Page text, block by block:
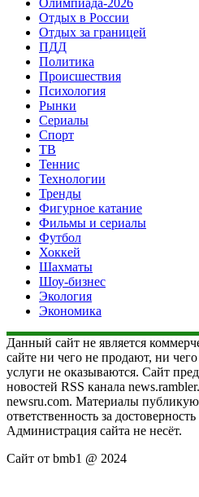
Отдых в России
Отдых за границей
ПДД
Политика
Происшествия
Психология
Рынки
Сериалы
Спорт
ТВ
Теннис
Технологии
Тренды
Фигурное катание
Фильмы и сериалы
Футбол
Хоккей
Шахматы
Шоу-бизнес
Экология
Экономика
Данный сайт не является
сайте ни чего не продают, ни
услуги не оказываются. Сайт
новостей RSS канала
newsru.com. Материалы
ответственность за
Администрация сайта не несёт.
Сайт от bmb1 @ 2024